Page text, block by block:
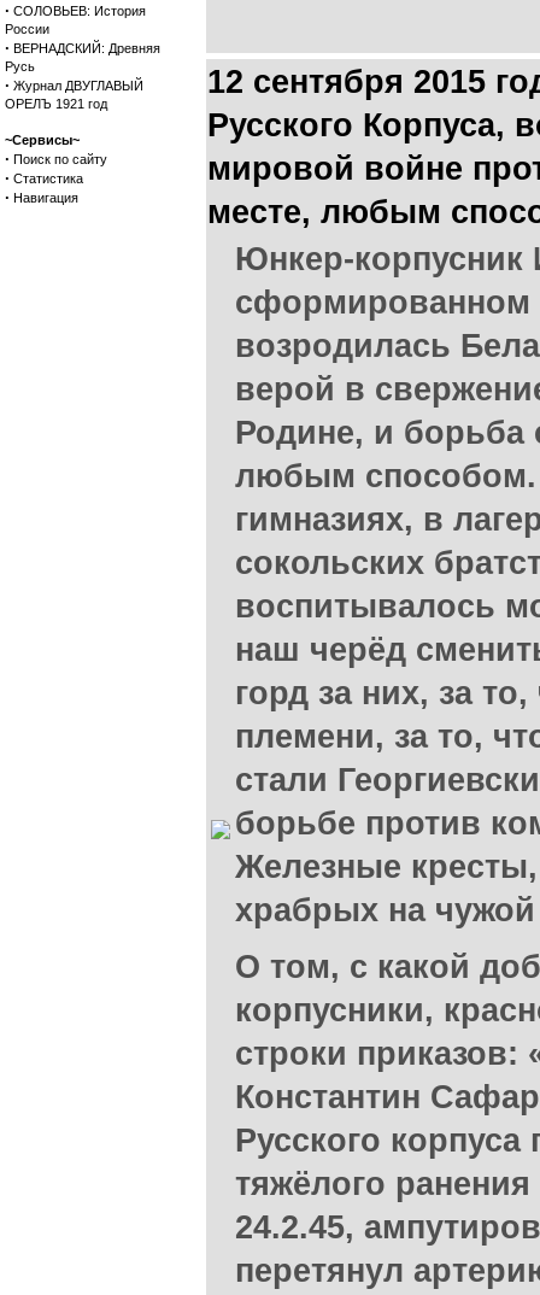
· СОЛОВЬЕВ: История
России
· ВЕРНАДСКИЙ: Древняя
Русь
· Журнал ДВУГЛАВЫЙ
ОРЕЛЪ 1921 год
~Сервисы~
· Поиск по сайту
· Статистика
· Навигация
12 сентября 2015
Русского Корпуса,
мировой войне
месте, любым
Юнкер-
сформированном
возродилась
верой в
Родине, и
любым способом.
гимназиях, в
сокольских
воспитывалось
наш черёд
горд за них, за
племени, за то,
стали
борьбе против
Железные
храбрых на
О том, с какой
корпусники,
строки приказов:
Константин
Русского корпуса
тяжёлого
24.2.45,
перетянул